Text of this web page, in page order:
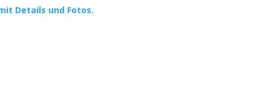
Details und Fotos.